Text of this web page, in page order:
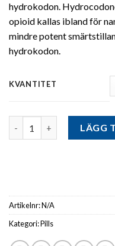
hydrokodon.
opioid kallas ibland för
mindre potent
hydrokodon.
KVANTITET
LÄGG
Artikelnr:N/A
Kategori:Pills